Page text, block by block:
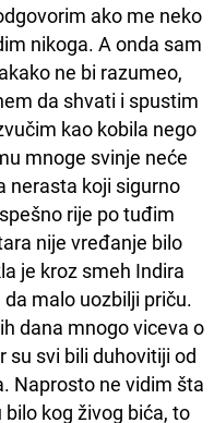
ako me neko
nikoga. A onda sam
ne bi razumeo,
da shvati i spustim
kao kobila nego
mnoge svinje neće
nerasta koji sigurno
rije po tuđim
nije vređanje bilo
je kroz smeh Indira
malo uozbilji priču.
dana mnogo viceva o
su svi bili duhovitiji od
Naprosto ne vidim šta
kog živog bića, to